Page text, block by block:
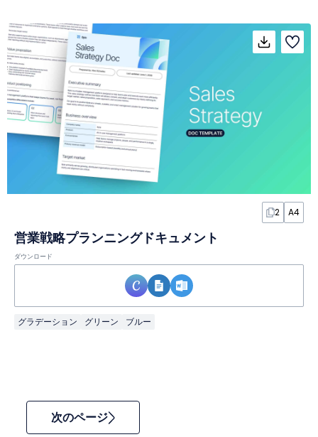
2 A4
営業戦略プランニングドキュメント
ダウンロード
グラデーション グリーン ブルー
次のページ